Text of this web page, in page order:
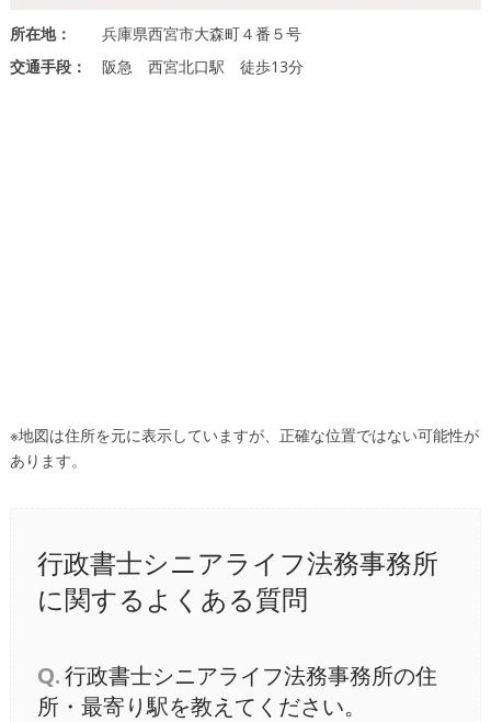
所在地：
兵庫県西宮市大森町４番５号
交通手段：
阪急 西宮北口駅 徒歩13分
※地図は住所を元に表示していますが、正確な位置ではない可能性が
あります。
行政書士シニアライフ法務事務所
に関するよくある質問
Q.行政書士シニアライフ法務事務所の住
所・最寄り駅を教えてください。